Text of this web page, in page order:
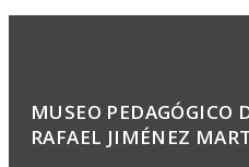
MUSEO PEDAGÓGICO
RAFAEL JIMÉNEZ